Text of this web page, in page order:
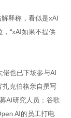
释称，看似是xAI
，“xAI如果不提供
佬也已下场参与AI
克伯格亲自撰写
AI研究人员；谷歌
AI的员工打电